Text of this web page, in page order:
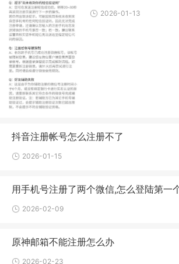
2026-01-13
抖音注册帐号怎么注册不了
2026-01-15
用手机号注册了两个微信,怎么登陆第一
2026-02-09
原神邮箱不能注册怎么办
2026-02-23